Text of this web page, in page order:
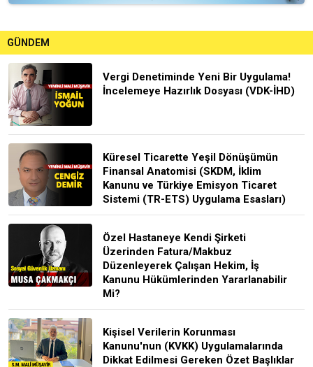
GÜNDEM
Vergi Denetiminde Yeni Bir Uygulama!
İncelemeye Hazırlık Dosyası (VDK-İHD)
Küresel Ticarette Yeşil Dönüşümün
Finansal Anatomisi (SKDM, İklim
Kanunu ve Türkiye Emisyon Ticaret
Sistemi (TR-ETS) Uygulama Esasları)
Özel Hastaneye Kendi Şirketi
Üzerinden Fatura/Makbuz
Düzenleyerek Çalışan Hekim, İş
Kanunu Hükümlerinden Yararlanabilir
Mi?
Kişisel Verilerin Korunması
Kanunu'nun (KVKK) Uygulamalarında
Dikkat Edilmesi Gereken Özet Başlıklar